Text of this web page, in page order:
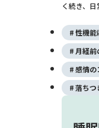
く続き、
「甘え」と
の働きやさ
病気であ
が期待できます。 初期に
い」「眠れ
といった
性機能
月経前
感情の
落ちつ